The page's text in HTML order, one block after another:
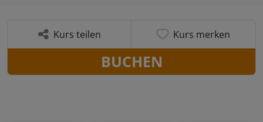
Kurs teilen Kurs merken
BUCHEN